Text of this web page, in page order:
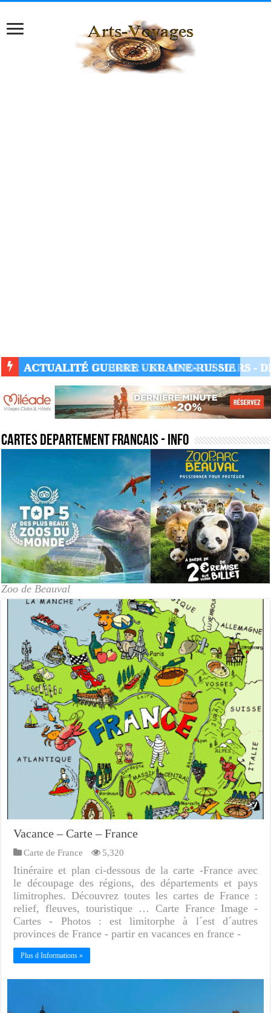
ACTUALITÉ GUERRE UKRAINE-RUSSIE
cartes departement francais - Info
Zoo de Beauval
Vacance – Carte – France
Carte de France 5,320
Itinéraire et plan ci-dessous de la carte -France avec
le découpage des régions, des départements et pays
limitrophes. Découvrez toutes les cartes de France :
relief, fleuves, touristique … Carte France Image -
Cartes - Photos : est limitorphe à l´est d´autres
provinces de France - partir en vacances en france -
Plus d Informations »